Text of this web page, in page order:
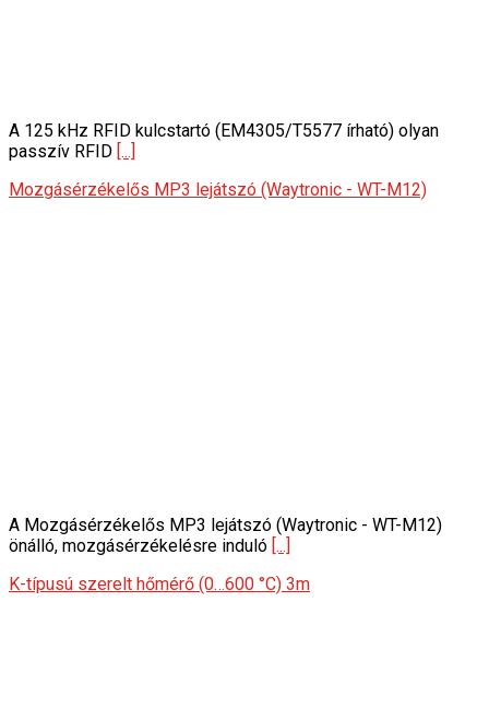
A 125 kHz RFID kulcstartó (EM4305/T5577 írható) olyan
passzív RFID [...]
Mozgásérzékelős MP3 lejátszó (Waytronic - WT-M12)
A Mozgásérzékelős MP3 lejátszó (Waytronic - WT-M12)
önálló, mozgásérzékelésre induló [...]
K-típusú szerelt hőmérő (0…600 °C) 3m